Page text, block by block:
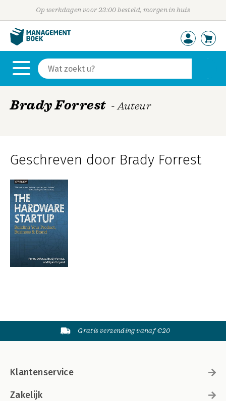
Op werkdagen voor 23:00 besteld, morgen in huis
Brady Forrest - Auteur
Geschreven door Brady Forrest
Gratis verzending vanaf €20
Klantenservice
Zakelijk